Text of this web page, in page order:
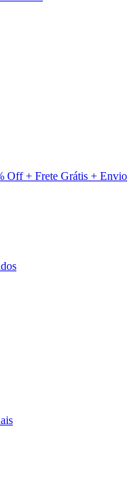
Off + Frete Grátis + Envio